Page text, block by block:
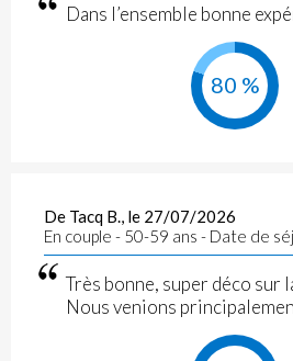
Dans l’ensemble bonne
80 %
De Tacq B., le 27/07/2026
En couple - 50-59 ans - Date de
Très bonne, super déco sur
Nous venions